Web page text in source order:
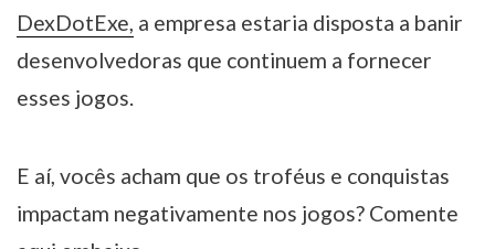
DexDotExe, a empresa estaria disposta a banir
desenvolvedoras que continuem a fornecer
esses jogos.
E aí, vocês acham que os troféus e conquistas
impactam negativamente nos jogos? Comente